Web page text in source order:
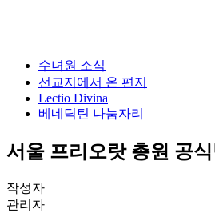
수녀원 소식
선교지에서 온 편지
Lectio Divina
베네딕틴 나눔자리
서울 프리오랏 총원 공
작성자
관리자